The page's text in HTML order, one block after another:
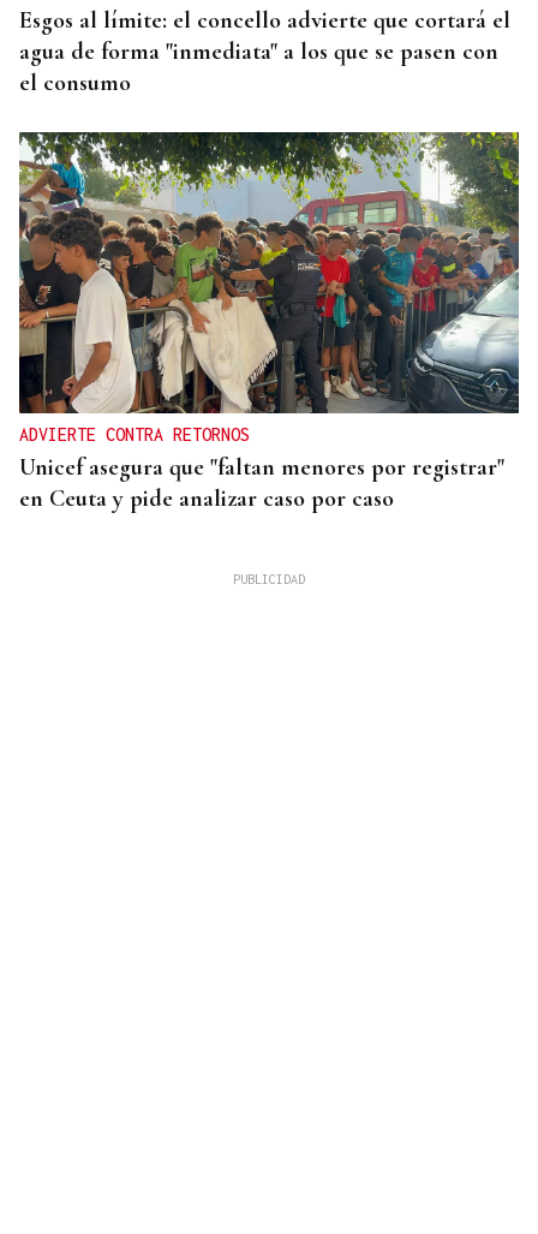
Esgos al límite: el concello advierte que cortará el
agua de forma "inmediata" a los que se pasen con
el consumo
ADVIERTE CONTRA RETORNOS
Unicef asegura que "faltan menores por registrar"
en Ceuta y pide analizar caso por caso